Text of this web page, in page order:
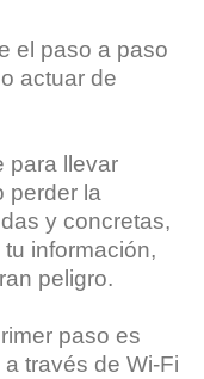
el paso a paso
actuar de
para llevar
perder la
y concretas,
información,
peligro.
paso es
través de Wi-Fi